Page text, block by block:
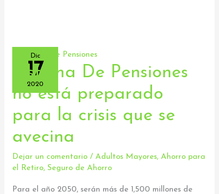
Dic
17
2020
Sistema De Pensiones
no está preparado
para la crisis que se
avecina
Dejar un comentario /Adultos Mayores,Ahorro para
el Retiro,Seguro de Ahorro
Para el año 2050, serán más de 1,500 millones de
Sistema
Pensiones
no
preparado
para
la
crisis